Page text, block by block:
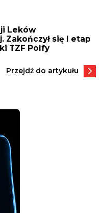
Przejdź do artykułu
Leków
Zakończył się I etap
TZF Polfy